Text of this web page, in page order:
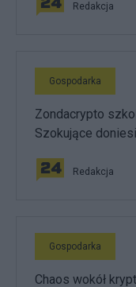
Redakcja
Gospodarka
Zondacrypto
Szokujące
Redakcja
Gospodarka
Chaos wokół